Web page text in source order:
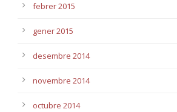
febrer 2015
gener 2015
desembre 2014
novembre 2014
octubre 2014